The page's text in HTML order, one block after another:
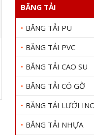
BĂNG TẢI
BĂNG TẢI PU
BĂNG TẢI PVC
BĂNG TẢI CAO SU
BĂNG TẢI CÓ GỜ
BĂNG TẢI LƯỚI
BĂNG TẢI NHỰA
DÂY CUROA
Gọi 0909
Xem chi tiết